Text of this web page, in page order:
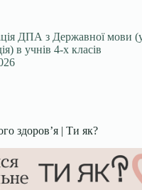
ДПА з Державної мови
в учнів 4-х класів
здоров’я | Ти як?